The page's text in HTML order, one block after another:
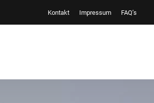
Kontakt Impressum FAQ’s